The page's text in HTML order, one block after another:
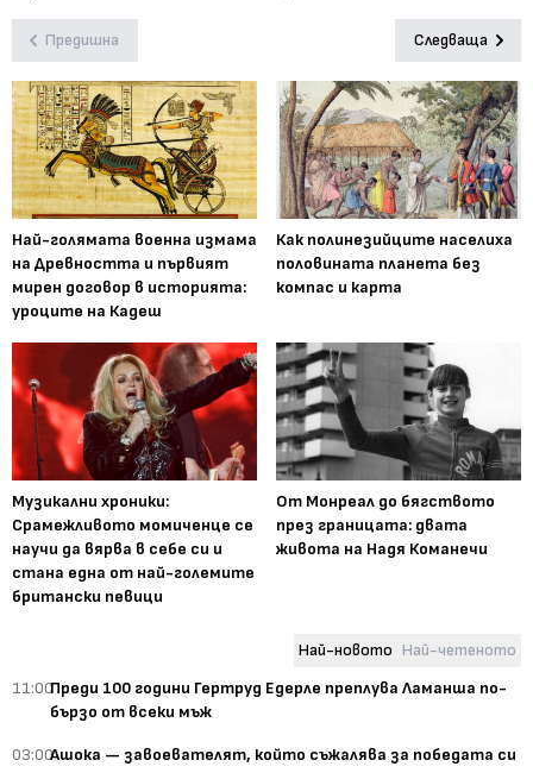
Предишна Следваща
Най-голямата военна измама
на Древността и първият
мирен договор в историята:
уроците на Кадеш
Как полинезийците населиха
половината планета без
компас и карта
Музикални хроники:
Срамежливото момиченце се
научи да вярва в себе си и
стана една от най-големите
британски певици
От Монреал до бягството
през границата: двата
живота на Надя Команечи
Най-новото Най-четеното
11:00Преди 100 години Гертруд Едерле преплува Ламанша по-
бързо от всеки мъж
03:00Ашока — завоевателят, който съжалява за победата си